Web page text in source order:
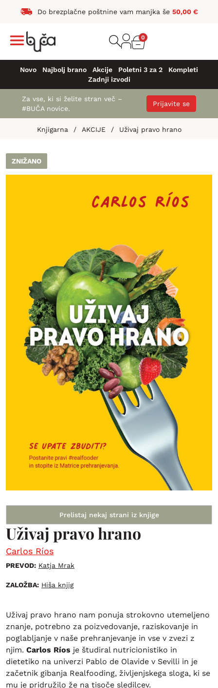
Do brezplačne poštnine vam manjka še 50,00 €
0
Novo Najbolj brano Akcije Poletni 3 za 2
Kompleti
Zadnji izvodi
Za vse, ki si želite stran več –
#BUČA novice.
Prijavite se
Knjigarna / AKCIJE / Uživaj pravo hrano
ZNIŽANO
Prelistaj nekaj strani iz knjige
Uživaj pravo hrano
Carlos Ríos
PREVOD: Katja Mrak
ZALOŽBA: Hiša knjig
Uživaj pravo hrano nam ponuja strokovno utemeljeno
znanje, potrebno za poizvedovanje, raziskovanje in
poglabljanje v naše prehranjevanje in vse v zvezi z
njim. Carlos Ríos je študiral nutricionistiko in
dietetiko na univerzi Pablo de Olavide v Sevilli in je
začetnik gibanja Realfooding, življenjskega sloga, ki se
mu je pridružilo že na tisoče sledilcev.